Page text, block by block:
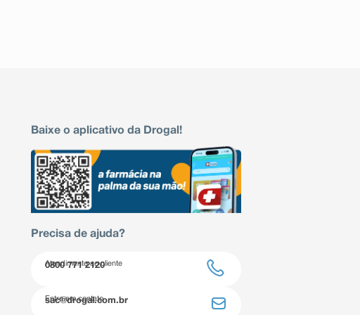
Baixe o aplicativo da Drogal!
Precisa de ajuda?
Atendimento ao cliente
0800 771 2120
Entre em contato
sac@drogal.com.br